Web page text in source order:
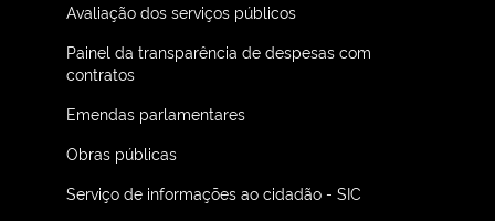
Avaliação dos serviços públicos
Painel da transparência de despesas com
contratos
Emendas parlamentares
Obras públicas
Serviço de informações ao cidadão - SIC